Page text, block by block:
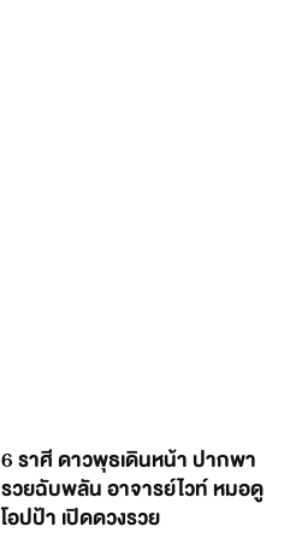
6 ราศี ดาวพุธเดินหน้า ปากพา
รวยฉับพลัน อาจารย์ไวท์ หมอดู
โอปป้า เปิดดวงรวย